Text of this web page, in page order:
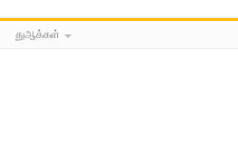
துஆக்கள்